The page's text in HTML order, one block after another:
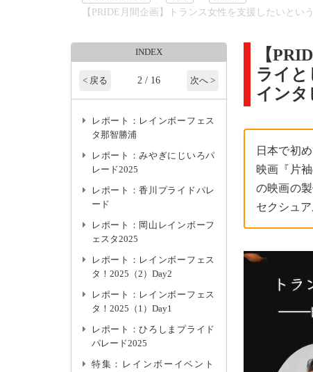
【PRIDE月間企画】トランス女性を支援したいと
【
ライ
インタ
日本で初
映画『片
の映画の
セクシュ
INDEX
< 戻る 2 / 16 次へ >
レポート：レインボーフェス
タ那智勝浦
レポート：みやぎにじいろパ
レード2025
レポート：香川プライドパレ
ード
レポート：岡山レインボーフ
ェスタ2025
レポート：レインボーフェス
タ！2025（2）Day2
レポート：レインボーフェス
タ！2025（1）Day1
レポート：ひろしまプライド
パレード2025
特集：レインボーイベント